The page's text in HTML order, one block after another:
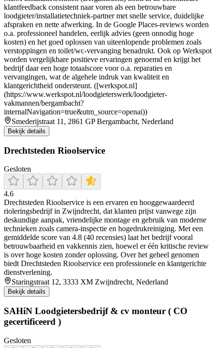
klantfeedback consistent naar voren als een betrouwbare
loodgieter/installatietechniek-partner met snelle service, duidelijke
afspraken en nette afwerking. In de Google Places-reviews worden
o.a. professioneel handelen, eerlijk advies (geen onnodig hoge
kosten) en het goed oplossen van uiteenlopende problemen zoals
verstoppingen en toilet/wc-vervanging benadrukt. Ook op Werkspot
worden vergelijkbare positieve ervaringen genoemd en krijgt het
bedrijf daar een hoge totaalscore voor o.a. reparaties en
vervangingen, wat de algehele indruk van kwaliteit en
klantgerichtheid ondersteunt. ([werkspot.nl]
(https://www.werkspot.nl/loodgieterswerk/loodgieter-
vakmannen/bergambacht?
internalNavigation=true&utm_source=openai))
Smederijstraat 11, 2861 GP Bergambacht, Nederland
Bekijk details
Drechtsteden Rioolservice
Gesloten
4.6
Drechtsteden Rioolservice is een ervaren en hooggewaardeerd
rioleringsbedrijf in Zwijndrecht, dat klanten prijst vanwege zijn
deskundige aanpak, vriendelijke montage en gebruik van moderne
technieken zoals camera-inspectie en hogedrukreiniging. Met een
gemiddelde score van 4.8 (40 recensies) laat het bedrijf vooral
betrouwbaarheid en vakkennis zien, hoewel er één kritische review
is over hoge kosten zonder oplossing. Over het geheel genomen
biedt Drechtsteden Rioolservice een professionele en klantgerichte
dienstverlening.
Staringstraat 12, 3333 XM Zwijndrecht, Nederland
Bekijk details
SAHiN Loodgietersbedrijf & cv monteur ( CO
gecertificeerd )
Gesloten